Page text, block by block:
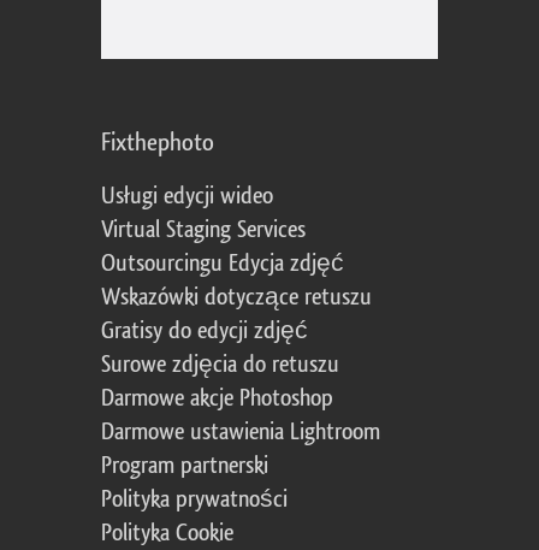
Fixthephoto
Usługi edycji wideo
Virtual Staging Services
Outsourcingu Edycja zdjęć
Wskazówki dotyczące retuszu
Gratisy do edycji zdjęć
Surowe zdjęcia do retuszu
Darmowe akcje Photoshop
Darmowe ustawienia Lightroom
Program partnerski
Polityka prywatności
Polityka Cookie